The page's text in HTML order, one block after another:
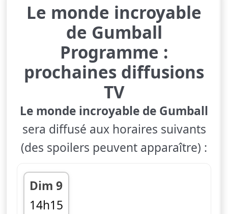
Le monde incroyable
de Gumball
Programme :
prochaines diffusions
TV
Le monde incroyable de Gumball
sera diffusé aux horaires suivants
(des spoilers peuvent apparaître) :
Dim 9
14h15